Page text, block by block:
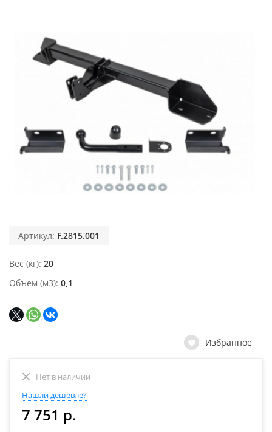
Артикул: F.2815.001
Вес (кг) 20
Объем (м3) 0,1
Избранное
Нет в наличии
Нашли дешевле?
7 751 р.